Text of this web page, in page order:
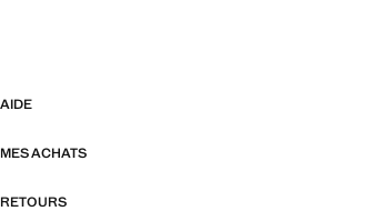
AIDE
MES ACHATS
RETOURS